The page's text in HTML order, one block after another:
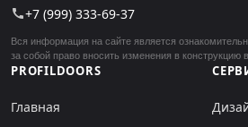
call+7 (999) 333-69-37
Вся информация на сайте является
за собой право вносить изменения в конструкцию
PROFILDOORS
Главная